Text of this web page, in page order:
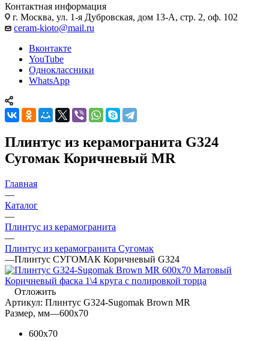
Контактная информация
г. Москва, ул. 1-я Дубровская, дом 13-А, стр. 2, оф. 102
ceram-kioto@mail.ru
Вконтакте
YouTube
Одноклассники
WhatsApp
Плинтус из керамогранита G324
Сугомак Коричневый MR
Главная
—
Каталог
—
Плинтус из керамогранита
—
Плинтус из керамогранита Сугомак
—Плинтус СУГОМАК Коричневый G324
Отложить
Артикул: Плинтус G324-Sugomak Brown MR
Размер, мм—600x70
600x70